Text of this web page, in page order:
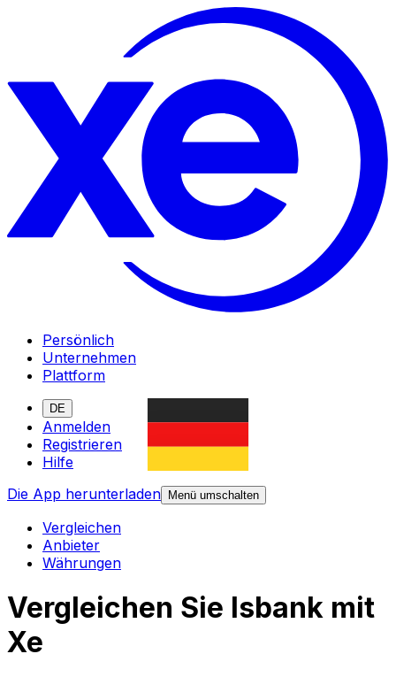
Persönlich
Unternehmen
Plattform
DE
Anmelden
Registrieren
Hilfe
Die App herunterladen
Menü umschalten
Vergleichen
Anbieter
Währungen
Vergleichen Sie Isbank mit
Xe